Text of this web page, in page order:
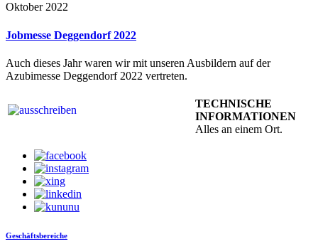
Oktober 2022
Jobmesse Deggendorf 2022
Auch dieses Jahr waren wir mit unseren Ausbildern auf der
Azubimesse Deggendorf 2022 vertreten.
TECHNISCHE
INFORMATIONEN
Alles an einem Ort.
Geschäftsbereiche